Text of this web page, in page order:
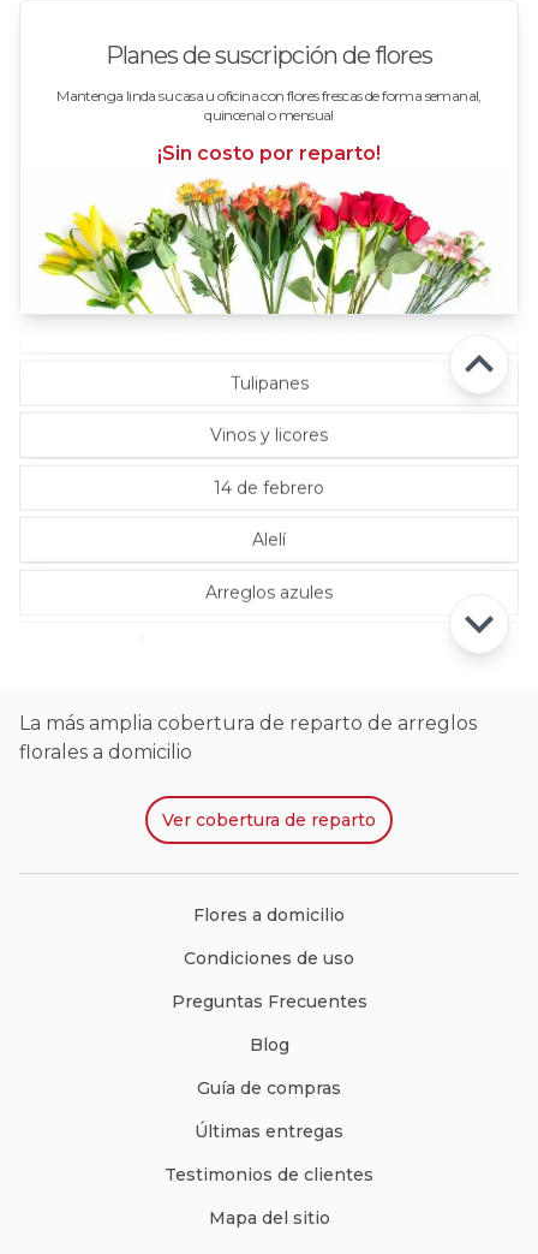
Planes de suscripción de flores
Mantenga linda su casa u oficina con flores frescas de forma semanal,
quincenal o mensual
¡Sin costo por reparto!
14 de febrero
Alelí
Arreglos azules
Rosas en floreros
Rosas Fucsia
Rosas Rojas
Rosas Rosadas
Tulipanes
Vinos y licores
La más amplia cobertura de reparto de arreglos
florales a domicilio
Ver cobertura de reparto
Flores a domicilio
Condiciones de uso
Preguntas Frecuentes
Blog
Guía de compras
Últimas entregas
Testimonios de clientes
Mapa del sitio